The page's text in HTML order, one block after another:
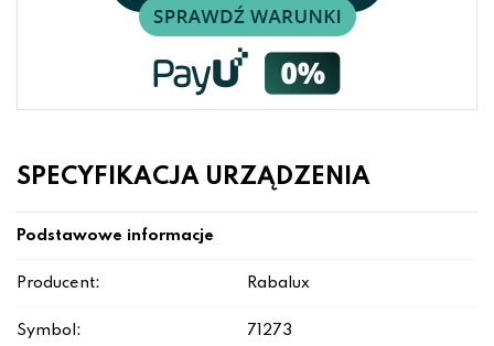
SPECYFIKACJA URZĄDZENIA
Podstawowe informacje
Producent: Rabalux
Symbol: 71273